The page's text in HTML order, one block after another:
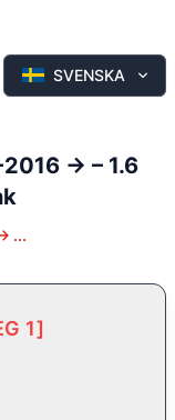
SVENSKA
-> – 1.6
...
1]